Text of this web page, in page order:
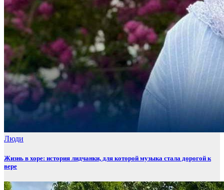
Люди
Жизнь в хоре: история лидчанки, для которой музыка стала дорогой к
вере